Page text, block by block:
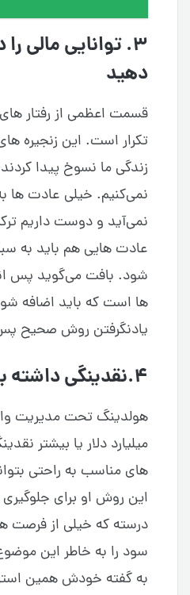
۳. توانایی مالی
دهید
قسمت اعظمی از رفتار
تکرار است. این زنجیره
زندگی ما نسوخ پیدا
نمی‌کنیم. خیلی عادت ها
نمی‌آید و دوست داریم
عادت هایی هم باید به
شود. بافت می‌گوید پس
ها است که باید اضافه شود
یادنگرفتن روش صحیح
۴.نقدینگی داشته باشید
میلیارد دلار یا بیشتر
های مناسب به راحتی
این روش او برای
درسته که خیلی از فرصت
سود را به خاطر این
به گفته خودش همین